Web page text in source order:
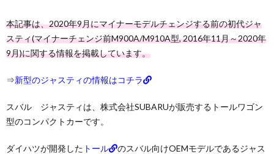
本記事は、2020年9月にマイナーモデルチェンジする前の初代ジャ
スティ(マイナーチェンジ前M900A/M910A型, 2016年11月～2020年
9月)に関する情報を掲載しています。
⇒新型のジャスティの情報はコチラ
スバル ジャスティは、株式会社SUBARUが販売するトールワゴン
型のコンパクトカーです。
ダイハツが開発した トール
のスバル向けOEMモデルであるジャス